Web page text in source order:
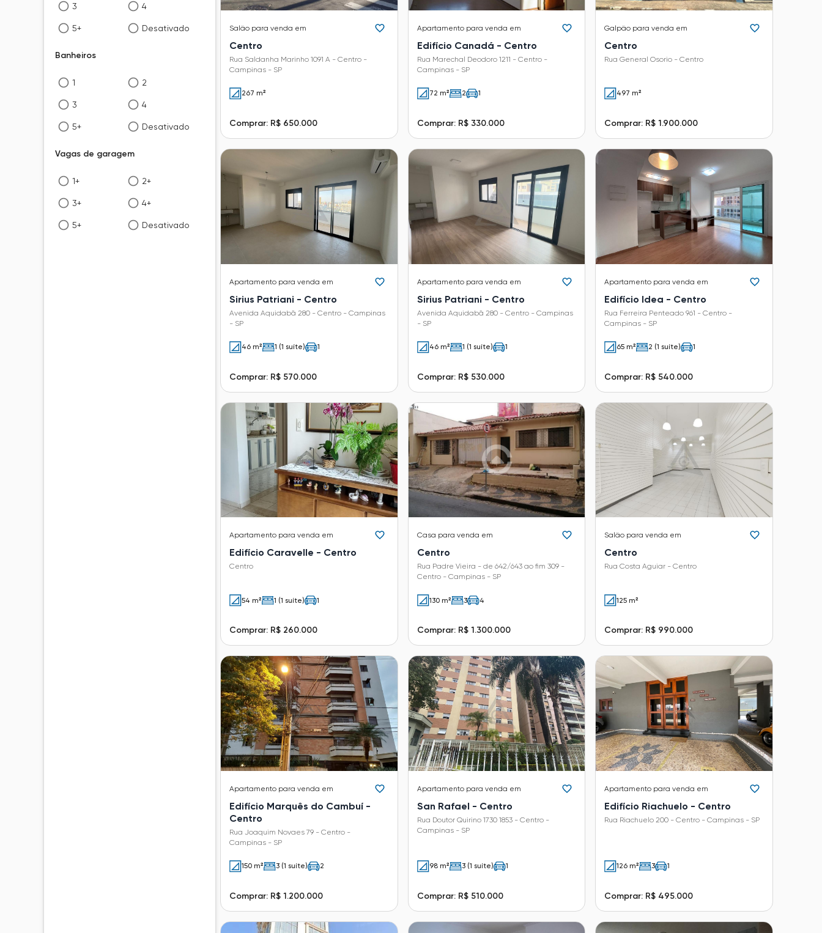
3 4
5+ Desativado
Banheiros
1 2
3 4
5+ Desativado
Vagas de garagem
1+ 2+
3+ 4+
5+ Desativado
Salão para venda em
Centro
Rua Saldanha Marinho 1091 A - Centro -
Campinas - SP
267 m²
Comprar: R$ 650.000
Apartamento para venda em
Edifício Canadá - Centro
Rua Marechal Deodoro 1211 - Centro -
Campinas - SP
72 m² 2 1
Comprar: R$ 330.000
Galpão para venda em
Centro
Rua General Osorio - Centro
497 m²
Comprar: R$ 1.900.000
Apartamento para venda em
Sirius Patriani - Centro
Avenida Aquidabã 280 - Centro - Campinas
- SP
46 m² 1 (1 suíte) 1
Comprar: R$ 570.000
Apartamento para venda em
Sirius Patriani - Centro
Avenida Aquidabã 280 - Centro - Campinas
- SP
46 m² 1 (1 suíte) 1
Comprar: R$ 530.000
Apartamento para venda em
Edifício Idea - Centro
Rua Ferreira Penteado 961 - Centro -
Campinas - SP
65 m² 2 (1 suíte) 1
Comprar: R$ 540.000
Apartamento para venda em
Edifício Caravelle - Centro
Centro
54 m² 1 (1 suíte) 1
Comprar: R$ 260.000
Casa para venda em
Centro
Rua Padre Vieira - de 642/643 ao fim 309 -
Centro - Campinas - SP
130 m² 3 4
Comprar: R$ 1.300.000
Salão para venda em
Centro
Rua Costa Aguiar - Centro
125 m²
Comprar: R$ 990.000
Apartamento para venda em
Edifício Marquês do Cambuí -
Centro
Rua Joaquim Novaes 79 - Centro -
Campinas - SP
150 m² 3 (1 suíte) 2
Comprar: R$ 1.200.000
Apartamento para venda em
San Rafael - Centro
Rua Doutor Quirino 1730 1853 - Centro -
Campinas - SP
98 m² 3 (1 suíte) 1
Comprar: R$ 510.000
Apartamento para venda em
Edifício Riachuelo - Centro
Rua Riachuelo 200 - Centro - Campinas - SP
126 m² 3 1
Comprar: R$ 495.000